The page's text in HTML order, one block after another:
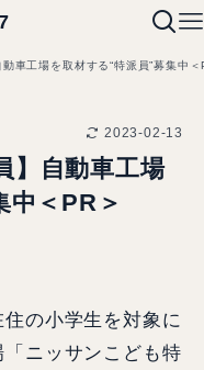
動車工場を取材する“特派員”募集中
2023-02-13
】自動車工場
中＜PR＞
の小学生を対象に
ニッサンこども特